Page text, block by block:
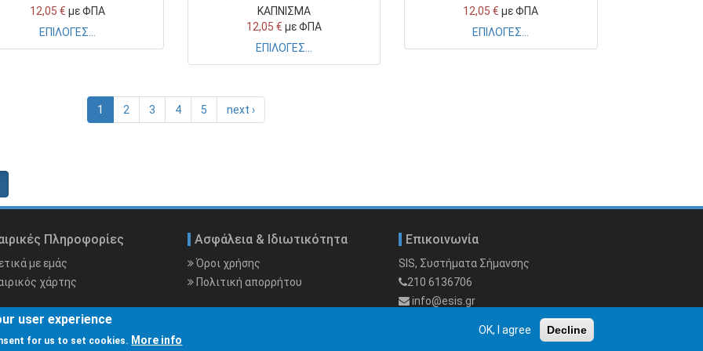
12,05 € με ΦΠΑ
ΕΠΙΛΟΓΕΣ...
ΚΑΠΝΙΣΜΑ
12,05 € με ΦΠΑ
ΕΠΙΛΟΓΕΣ...
12,05 € με ΦΠΑ
ΕΠΙΛΟΓΕΣ...
1 2 3 4 5 next ›
Πληροφορίες
με εμάς
χάρτης
Ασφάλεια & Ιδιωτικότητα
Όροι χρήσης
Πολιτική απορρήτου
Επικοινωνία
SIS, Συστήματα Σήμανσης
210 6136706
info@esis.gr
Co.
user experience
for us to set cookies. More info
OK, I agree Decline